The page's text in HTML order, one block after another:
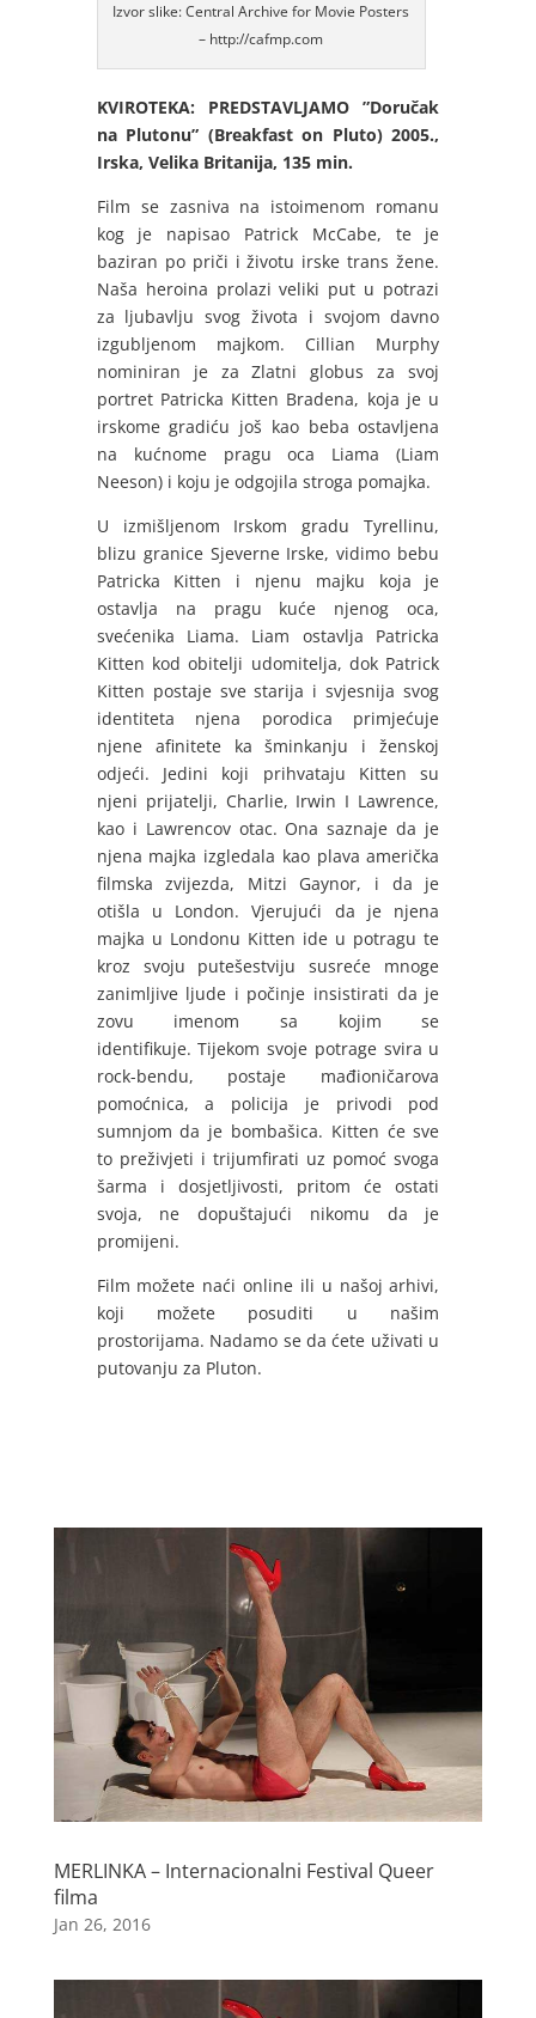
Izvor slike: Central Archive for Movie Posters
– http://cafmp.com
KVIROTEKA: PREDSTAVLJAMO ”Doručak
na Plutonu” (Breakfast on Pluto) 2005.,
Irska, Velika Britanija, 135 min.
Film se zasniva na istoimenom romanu
kog je napisao Patrick McCabe, te je
baziran po priči i životu irske trans žene.
Naša heroina prolazi veliki put u potrazi
za ljubavlju svog života i svojom davno
izgubljenom majkom. Cillian Murphy
nominiran je za Zlatni globus za svoj
portret Patricka Kitten Bradena, koja je u
irskome gradiću još kao beba ostavljena
na kućnome pragu oca Liama (Liam
Neeson) i koju je odgojila stroga pomajka.
U izmišljenom Irskom gradu Tyrellinu,
blizu granice Sjeverne Irske, vidimo bebu
Patricka Kitten i njenu majku koja je
ostavlja na pragu kuće njenog oca,
svećenika Liama. Liam ostavlja Patricka
Kitten kod obitelji udomitelja, dok Patrick
Kitten postaje sve starija i svjesnija svog
identiteta njena porodica primjećuje
njene afinitete ka šminkanju i ženskoj
odjeći. Jedini koji prihvataju Kitten su
njeni prijatelji, Charlie, Irwin I Lawrence,
kao i Lawrencov otac. Ona saznaje da je
njena majka izgledala kao plava američka
filmska zvijezda, Mitzi Gaynor, i da je
otišla u London. Vjerujući da je njena
majka u Londonu Kitten ide u potragu te
kroz svoju putešestviju susreće mnoge
zanimljive ljude i počinje insistirati da je
zovu imenom sa kojim se
identifikuje.Tijekom svoje potrage svira u
rock-bendu, postaje mađioničarova
pomoćnica, a policija je privodi pod
sumnjom da je bombašica. Kitten će sve
to preživjeti i trijumfirati uz pomoć svoga
šarma i dosjetljivosti, pritom će ostati
svoja, ne dopuštajući nikomu da je
promijeni.
Film možete naći online ili u našoj arhivi,
koji možete posuditi u našim
prostorijama. Nadamo se da ćete uživati u
putovanju za Pluton.
MERLINKA – Internacionalni Festival Queer
filma
Jan 26, 2016